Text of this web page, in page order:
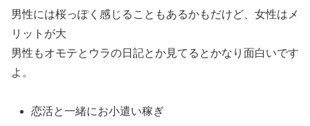
男性には桜っぽく感じることもあるかもだけど、女性はメ
リットが大
男性もオモテとウラの日記とか見てるとかなり面白いです
よ。
恋活と一緒にお小遣い稼ぎ